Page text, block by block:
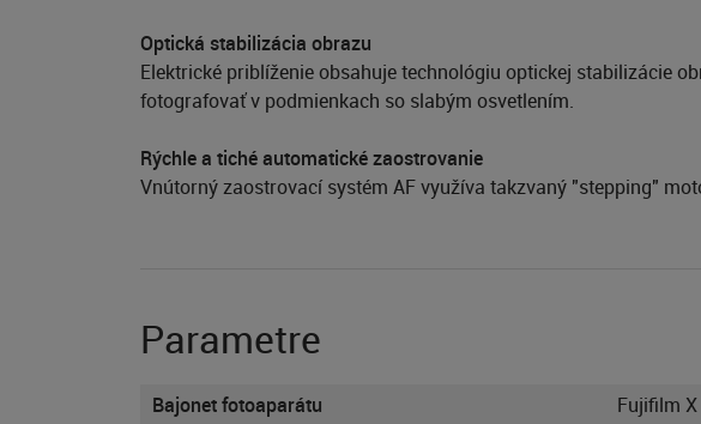
Optická stabilizácia obrazu
Elektrické priblíženie obsahuje technológiu optickej stabilizácie
fotografovať v podmienkach so slabým osvetlením.
Rýchle a tiché automatické zaostrovanie
Vnútorný zaostrovací systém AF využíva takzvaný "stepping"
Parametre
Bajonet fotoaparátu
Fujifilm X